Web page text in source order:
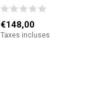
€148,00
Taxes incluses